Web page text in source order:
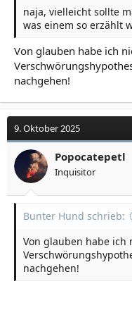
naja, vielleicht sollte
was einem so erzählt
Von glauben habe ich
nachgehen!
9. Oktober 2025
Popocatepetl
Inquisitor
Bunter Hund schrieb:
Von glauben habe ich
nachgehen!